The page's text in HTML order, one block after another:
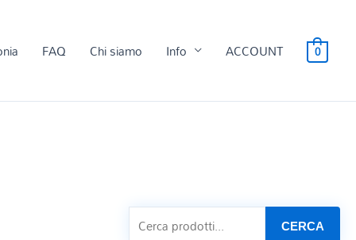
FAQ Chi siamo Info ACCOUNT 0
CERCA